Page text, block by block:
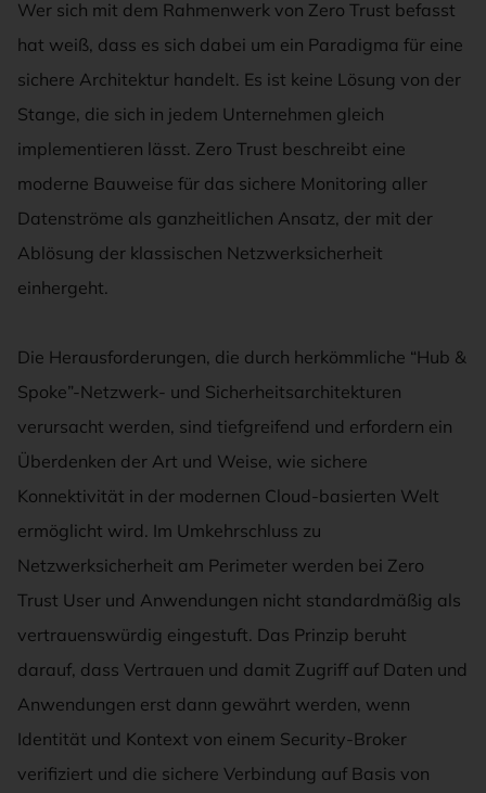
Wer sich mit dem Rahmenwerk von Zero Trust befasst
hat weiß, dass es sich dabei um ein Paradigma für eine
sichere Architektur handelt. Es ist keine Lösung von der
Stange, die sich in jedem Unternehmen gleich
implementieren lässt. Zero Trust beschreibt eine
moderne Bauweise für das sichere Monitoring aller
Datenströme als ganzheitlichen Ansatz, der mit der
Ablösung der klassischen Netzwerksicherheit
einhergeht.
Die Herausforderungen, die durch herkömmliche “Hub &
Spoke”-Netzwerk- und Sicherheitsarchitekturen
verursacht werden, sind tiefgreifend und erfordern ein
Überdenken der Art und Weise, wie sichere
Konnektivität in der modernen Cloud-basierten Welt
ermöglicht wird. Im Umkehrschluss zu
Netzwerksicherheit am Perimeter werden bei Zero
Trust User und Anwendungen nicht standardmäßig als
vertrauenswürdig eingestuft. Das Prinzip beruht
darauf, dass Vertrauen und damit Zugriff auf Daten und
Anwendungen erst dann gewährt werden, wenn
Identität und Kontext von einem Security-Broker
verifiziert und die sichere Verbindung auf Basis von